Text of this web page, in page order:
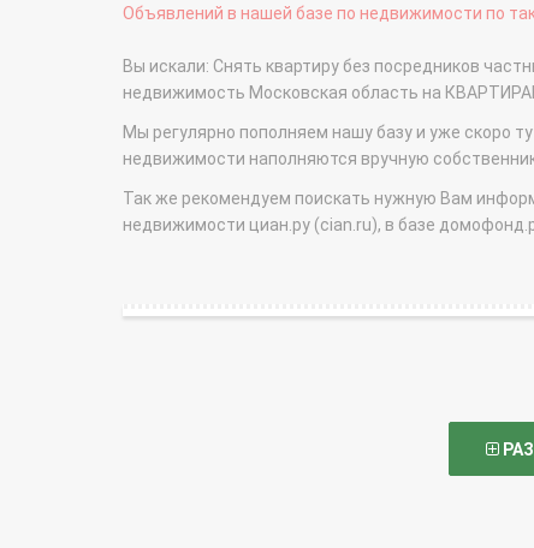
Объявлений в нашей базе по недвижимости по
Вы искали: Снять квартиру без посредников
недвижимость Московская область на
Мы регулярно пополняем нашу базу и уже скоро
недвижимости наполняются вручную
Так же рекомендуем поискать нужную Вам
недвижимости циан.ру (cian.ru), в базе